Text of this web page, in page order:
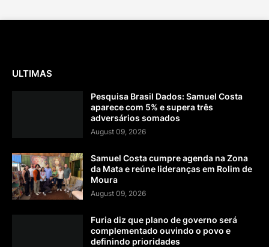
ULTIMAS
Pesquisa Brasil Dados: Samuel Costa
aparece com 5% e supera três
adversários somados
August 09, 2026
Samuel Costa cumpre agenda na Zona
da Mata e reúne lideranças em Rolim de
Moura
August 09, 2026
Furia diz que plano de governo será
complementado ouvindo o povo e
definindo prioridades